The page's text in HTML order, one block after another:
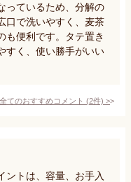
っているため、分解の
口で洗いやすく、麦茶
も便利です。タテ置き
すく、使い勝手がいい
全てのおすすめコメント (2件) >
ントは、容量、お手入